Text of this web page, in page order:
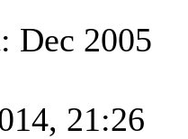
Dec 2005
21:26